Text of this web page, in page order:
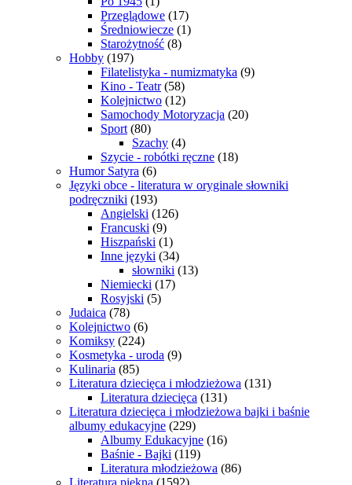
Przeglądowe (17)
Średniowiecze (1)
Starożytność (8)
Hobby (197)
Filatelistyka - numizmatyka (9)
Kino - Teatr (58)
Kolejnictwo (12)
Samochody Motoryzacja (20)
Sport (80)
Szachy (4)
Szycie - robótki ręczne (18)
Humor Satyra (6)
Języki obce - literatura w oryginale słowniki
podręczniki (193)
Angielski (126)
Francuski (9)
Hiszpański (1)
Inne języki (34)
słowniki (13)
Niemiecki (17)
Rosyjski (5)
Judaica (78)
Kolejnictwo (6)
Komiksy (224)
Kosmetyka - uroda (9)
Kulinaria (85)
Literatura dziecięca i młodzieżowa (131)
Literatura dziecięca (131)
Literatura dziecięca i młodzieżowa bajki i baśnie
albumy edukacyjne (229)
Albumy Edukacyjne (16)
Baśnie - Bajki (119)
Literatura młodzieżowa (86)
Literatura piękna (1592)